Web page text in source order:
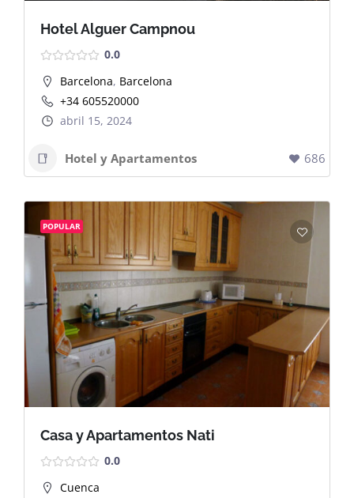
Hotel Alguer Campnou
0.0
Barcelona, Barcelona
+34 605520000
abril 15, 2024
Hotel y Apartamentos 686
POPULAR
Casa y Apartamentos Nati
0.0
Cuenca